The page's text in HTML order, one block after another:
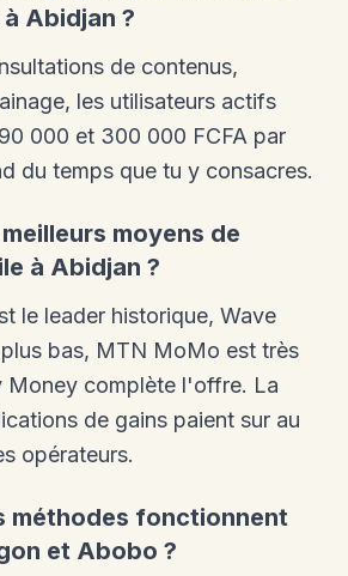
Abidjan ?
de contenus,
les utilisateurs actifs
000 et 300 000 FCFA par
du temps que tu y consacres.
moyens de
à Abidjan ?
le leader historique, Wave
bas, MTN MoMo est très
Money complète l'offre. La
de gains paient sur au
opérateurs.
méthodes fonctionnent
et Abobo ?